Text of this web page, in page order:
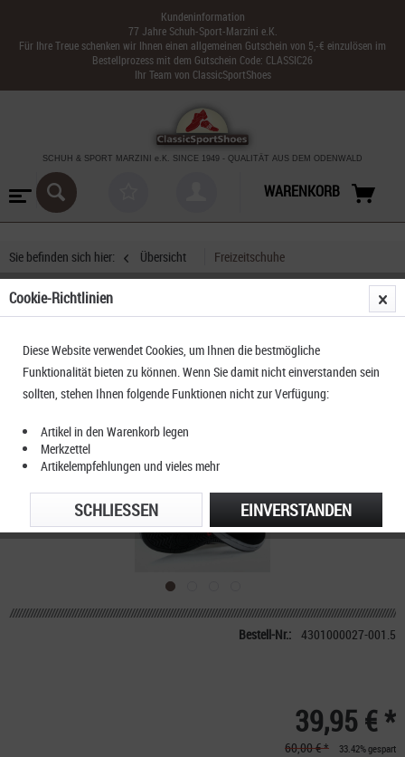
Kundeninformation
77 Jahre Schuh-Sport-Marzini e.K.
Für Ihre Treue schenken wir Ihnen einen allgemeinen Gutschein von 5,-€ einzulösen im
Bestellprozess mit dem Gutschein Code: CLASSIC26
Ihr Team von ClassicSportShoes
SCHUH & SPORT MARZINI e.K. SINCE 1949 - QUALITÄT AUS DEM ODENWALD
WARENKORB
Sie befinden sich hier: Übersicht Freizeitschuhe
Bestell-Nr.: 4301000027-001.5
39,95 € *
60,00 € * 33.42% gespart
Cookie-Richtlinien
Diese Website verwendet Cookies, um Ihnen die bestmögliche
Funktionalität bieten zu können. Wenn Sie damit nicht einverstanden sein
sollten, stehen Ihnen folgende Funktionen nicht zur Verfügung:
Artikel in den Warenkorb legen
Merkzettel
Artikelempfehlungen und vieles mehr
EINVERSTANDEN
SCHLIESSEN